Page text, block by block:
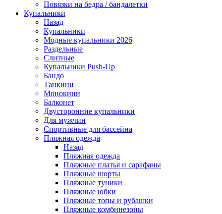
Повязки на бедра / бандалетки
Купальники
Назад
Купальники
Модные купальники 2026
Раздельные
Слитные
Купальники Push-Up
Бандо
Танкини
Монокини
Балконет
Двусторонние купальники
Для мужчин
Спортивные для бассейна
Пляжная одежда
Назад
Пляжная одежда
Пляжные платья и сарафаны
Пляжные шорты
Пляжные туники
Пляжные юбки
Пляжные топы и рубашки
Пляжные комбинезоны